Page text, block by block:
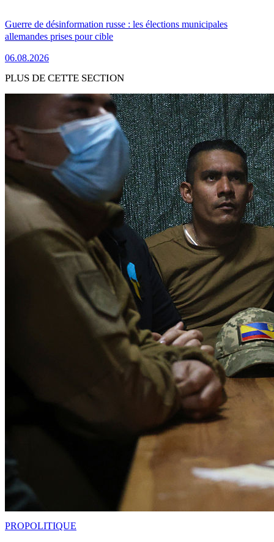
Guerre de désinformation russe : les élections municipales
allemandes prises pour cible
06.08.2026
PLUS DE CETTE SECTION
PROPOLITIQUE